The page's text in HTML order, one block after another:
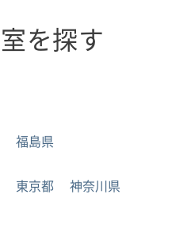
を探す
福島県
東京都
神奈川県